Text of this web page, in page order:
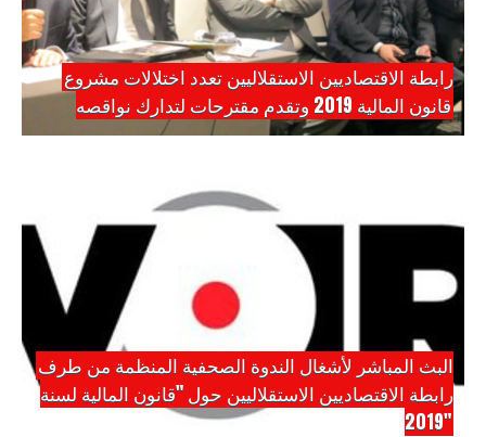
رابطة الاقتصاديين الاستقلاليين تعدد اختلالات مشروع
قانون المالية 2019 وتقدم مقترحات لتدارك نواقصه
البث المباشر لأشغال الندوة الصحفية المنظمة من طرف
رابطة الاقتصاديين الاستقلاليين حول "قانون المالية لسنة
2019"